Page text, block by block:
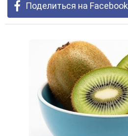
Поделиться на Facebook